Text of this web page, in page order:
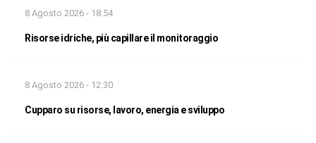
8 Agosto 2026 - 18:54
Risorse idriche, più capillare il monitoraggio
8 Agosto 2026 - 12:30
Cupparo su risorse, lavoro, energia e sviluppo